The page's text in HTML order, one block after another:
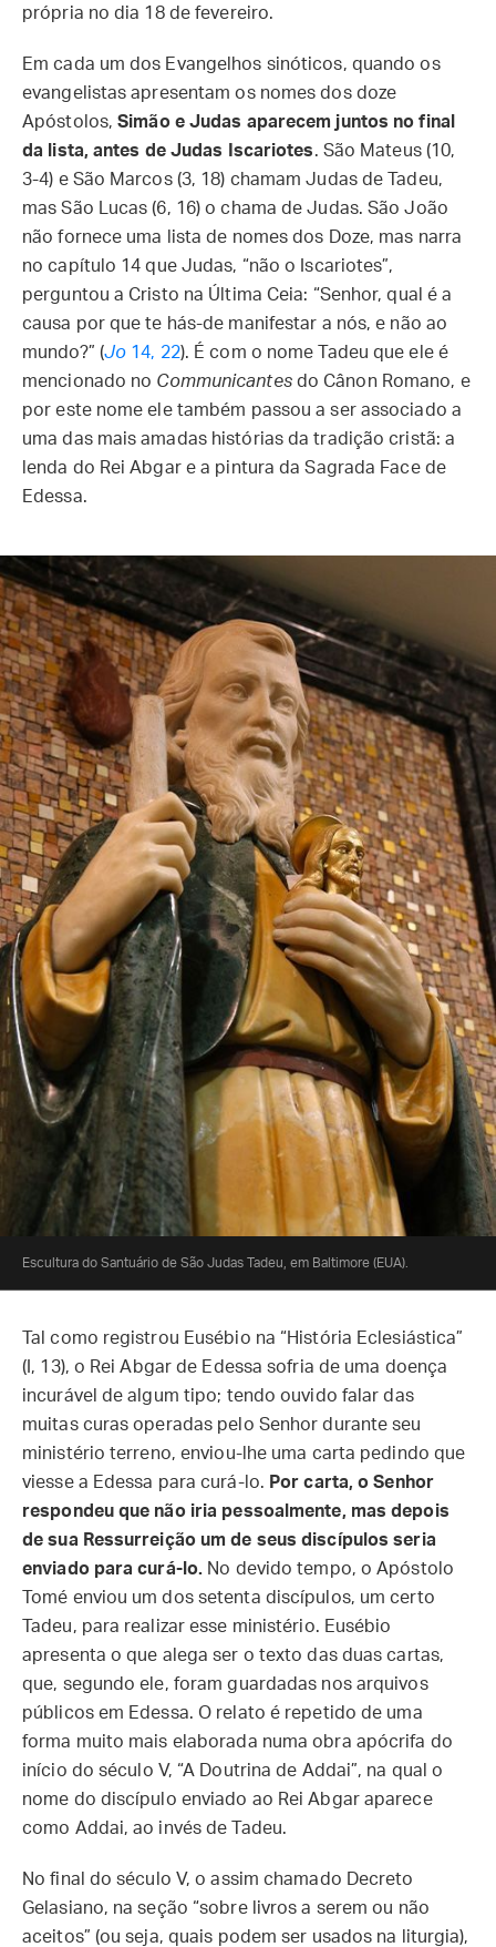
própria no dia 18 de fevereiro.
Em cada um dos Evangelhos sinóticos, quando os
evangelistas apresentam os nomes dos doze
Apóstolos,Simão e Judas aparecem juntos no final
da lista, antes de Judas Iscariotes. São Mateus (10,
3-4) e São Marcos (3, 18) chamam Judas de Tadeu,
mas São Lucas (6, 16) o chama de Judas. São João
não fornece uma lista de nomes dos Doze, mas narra
no capítulo 14 que Judas, “não o Iscariotes”,
perguntou a Cristo na Última Ceia: “Senhor, qual é a
causa por que te hás-de manifestar a nós, e não ao
mundo?” (Jo 14, 22). É com o nome Tadeu que ele é
mencionado no Communicantesdo Cânon Romano, e
por este nome ele também passou a ser associado a
uma das mais amadas histórias da tradição cristã: a
lenda do Rei Abgar e a pintura da Sagrada Face de
Edessa.
Escultura do Santuário de São Judas Tadeu, em Baltimore (EUA).
Tal como registrou Eusébio na “História Eclesiástica”
(I, 13), o Rei Abgar de Edessa sofria de uma doença
incurável de algum tipo; tendo ouvido falar das
muitas curas operadas pelo Senhor durante seu
ministério terreno, enviou-lhe uma carta pedindo que
viesse a Edessa para curá-lo. Por carta, o Senhor
respondeu que não iria pessoalmente, mas depois
de sua Ressurreição um de seus discípulos seria
enviado para curá-lo. No devido tempo, o Apóstolo
Tomé enviou um dos setenta discípulos, um certo
Tadeu, para realizar esse ministério. Eusébio
apresenta o que alega ser o texto das duas cartas,
que, segundo ele, foram guardadas nos arquivos
públicos em Edessa. O relato é repetido de uma
forma muito mais elaborada numa obra apócrifa do
início do século V, “A Doutrina de Addai”, na qual o
nome do discípulo enviado ao Rei Abgar aparece
como Addai, ao invés de Tadeu.
No final do século V, o assim chamado Decreto
Gelasiano, na seção “sobre livros a serem ou não
aceitos” (ou seja, quais podem ser usados na liturgia),